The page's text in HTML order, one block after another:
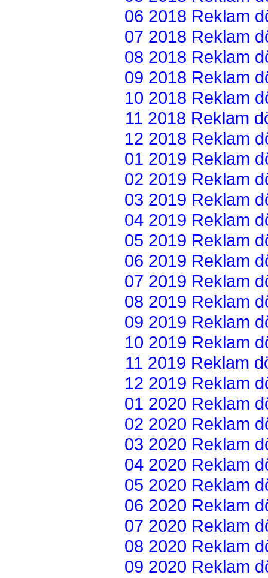
06 2018 Reklam
07 2018 Reklam
08 2018 Reklam
09 2018 Reklam
10 2018 Reklam
11 2018 Reklam
12 2018 Reklam
01 2019 Reklam
02 2019 Reklam
03 2019 Reklam
04 2019 Reklam
05 2019 Reklam
06 2019 Reklam
07 2019 Reklam
08 2019 Reklam
09 2019 Reklam
10 2019 Reklam
11 2019 Reklam
12 2019 Reklam
01 2020 Reklam
02 2020 Reklam
03 2020 Reklam
04 2020 Reklam
05 2020 Reklam
06 2020 Reklam
07 2020 Reklam
08 2020 Reklam
09 2020 Reklam